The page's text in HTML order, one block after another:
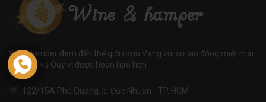
WineHamper đem đến thế giới rượu Vang với sự lao động miệt mài
để phục vụ Quý vị được hoàn hảo hơn
122/15A Phổ Quang, p. Đức Nhuận - TP. HCM